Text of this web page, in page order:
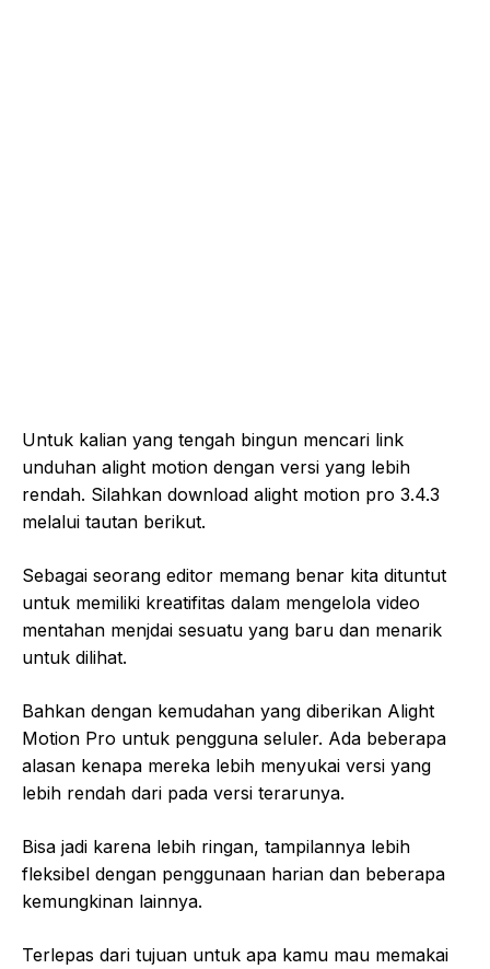
Untuk kalian yang tengah bingun mencari link
unduhan alight motion dengan versi yang lebih
rendah. Silahkan download alight motion pro 3.4.3
melalui tautan berikut.
Sebagai seorang editor memang benar kita dituntut
untuk memiliki kreatifitas dalam mengelola video
mentahan menjdai sesuatu yang baru dan menarik
untuk dilihat.
Bahkan dengan kemudahan yang diberikan Alight
Motion Pro untuk pengguna seluler. Ada beberapa
alasan kenapa mereka lebih menyukai versi yang
lebih rendah dari pada versi terarunya.
Bisa jadi karena lebih ringan, tampilannya lebih
fleksibel dengan penggunaan harian dan beberapa
kemungkinan lainnya.
Terlepas dari tujuan untuk apa kamu mau memakai